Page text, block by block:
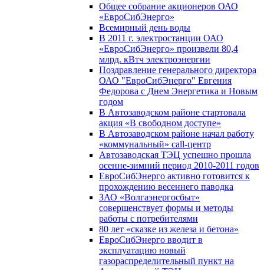
Общее собрание акционеров ОАО
«ЕвроСибЭнерго»
Всемирный день воды
В 2011 г. электростанции ОАО
«ЕвроСибЭнерго» произвели 80,4
млрд. кВтч электроэнергии
Поздравление генерального директора
ОАО "ЕвроСибЭнерго" Евгения
Федорова с Днем Энергетика и Новым
годом
В Автозаводском районе стартовала
акция «В свободном доступе»
В Автозаводском районе начал работу
«коммунальный» call-центр
Автозаводская ТЭЦ успешно прошла
осенне-зимний период 2010-2011 годов
ЕвроСибЭнерго активно готовится к
прохождению весеннего паводка
ЗАО «Волгаэнергосбыт»
совершенствует формы и методы
работы с потребителями
80 лет «сказке из железа и бетона»
ЕвроСибЭнерго вводит в
эксплуатацию новый
газораспределительный пункт на